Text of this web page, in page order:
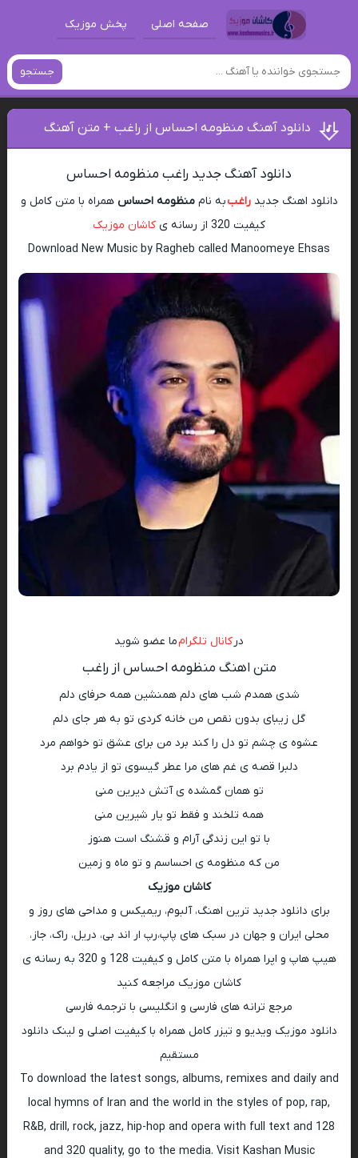
صفحه اصلی پخش موزیک
جستجو
دانلود آهنگ منظومه احساس از راغب + متن آهنگ
دانلود آهنگ جدید راغب منظومه احساس
دانلود اهنگ جدیدراغببه ناممنظومه احساس همراه با متن کامل و
کیفیت 320 از رسانه ی
کاشان موزیک
Download New Music by Ragheb called Manoomeye Ehsas
درکانال تلگرامما عضو شوید
متن اهنگ منظومه احساس از راغب
شدی همدم شب های دلم همنشین همه حرفای دلم
گل زیبای بدون نقص من خانه کردی تو به هر جای دلم
عشوه ی چشم تو دل را کند برد من برای عشق تو خواهم مرد
دلبرا قصه ی غم های مرا عطر گیسوی تو از یادم برد
تو همان گمشده ی آتش دیرین منی
همه تلخند و فقط تو یار شیرین منی
با تو این زندگی آرام و قشنگ است هنوز
من که منظومه ی احساسم و تو ماه و زمین
کاشان موزیک
برای دانلود جدید ترین اهنگ، آلبوم، ریمیکس و مداحی های روز و
محلی ایران و جهان در سبک های پاپ،رپ ار اند بی، دریل، راک، جاز،
هیپ هاپ و اپرا همراه با متن کامل و کیفیت 128 و 320 به رسانه ی
کاشان موزیک مراجعه کنید
مرجع ترانه های فارسی و انگلیسی با ترجمه فارسی
دانلود موزیک ویدیو و تیزر کامل همراه با کیفیت اصلی و لینک دانلود
مستقیم
To download the latest songs, albums, remixes and daily and
local hymns of Iran and the world in the styles of pop, rap,
R&B, drill, rock, jazz, hip-hop and opera with full text and 128
and 320 quality, go to the media. Visit Kashan Music